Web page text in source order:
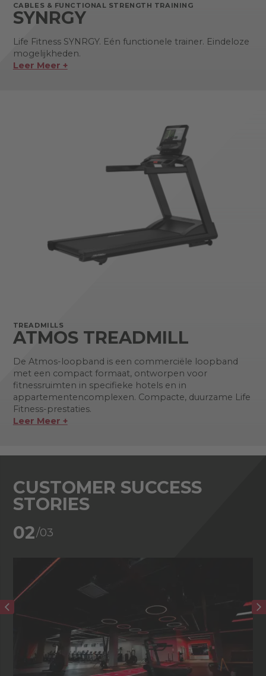
CABLES & FUNCTIONAL STRENGTH TRAINING
SYNRGY
Life Fitness SYNRGY. Eén functionele trainer. Eindeloze
mogelijkheden.
Leer Meer +
TREADMILLS
ATMOS TREADMILL
De Atmos-loopband is een commerciële loopband
met een compact formaat, ontworpen voor
fitnessruimten in specifieke hotels en in
appartementencomplexen. Compacte, duurzame Life
Fitness-prestaties.
Leer Meer +
CUSTOMER SUCCESS
STORIES
02/03